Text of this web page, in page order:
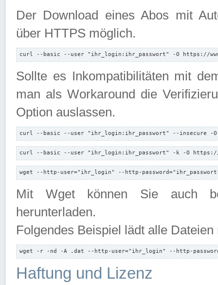
Der Download eines Abos mit
über HTTPS möglich.
curl --basic --user "ihr_login:ihr_passwort" -O https://
Sollte es Inkompatibilitäten mit
man als Workaround die
Option auslassen.
curl --basic --user "ihr_login:ihr_passwort" --insecure -
curl --basic --user "ihr_login:ihr_passwort" -k -O https://
wget --http-user="ihr_login" --http-
Mit Wget können Sie auch
herunterladen.
Folgendes Beispiel lädt alle
wget -r -nd -A .dat --http-user="ihr_login" --http-
Haftung und Lizenz